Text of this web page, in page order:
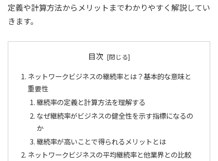
定義や計算方法からメリットまでわかりやすく解説してい
きます。
目次
ネットワークビジネスの継続率とは？基本的な意味と
重要性
継続率の定義と計算方法を理解する
なぜ継続率がビジネスの健全性を示す指標になるの
か
継続率が高いことで得られるメリットとは
ネットワークビジネスの平均継続率と他業界との比較